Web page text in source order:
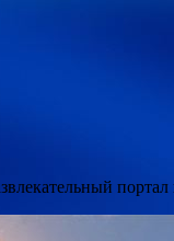
портал